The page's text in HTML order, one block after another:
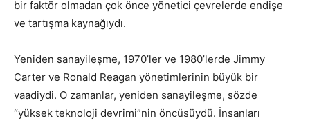
bir faktör olmadan çok önce yönetici çevrelerde endişe
ve tartışma kaynağıydı.
Yeniden sanayileşme, 1970’ler ve 1980’lerde Jimmy
Carter ve Ronald Reagan yönetimlerinin büyük bir
vaadiydi. O zamanlar, yeniden sanayileşme, sözde
“yüksek teknoloji devrimi”nin öncüsüydü. İnsanları